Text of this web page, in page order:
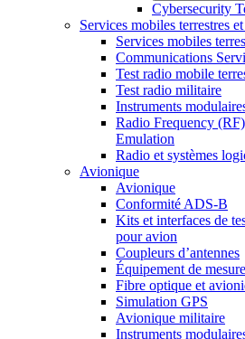
Cybersecurity
Services mobiles terrestres
Services mobiles
Communications
Test radio mobile
Test radio militaire
Instruments
Radio Frequency
Emulation
Radio et systèmes
Avionique
Avionique
Conformité ADS-B
Kits et interfaces de
pour avion
Coupleurs d’antennes
Équipement de
Fibre optique et
Simulation GPS
Avionique militaire
Instruments